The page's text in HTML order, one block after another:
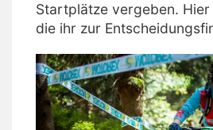
Startplätze vergeben. Hier
die ihr zur